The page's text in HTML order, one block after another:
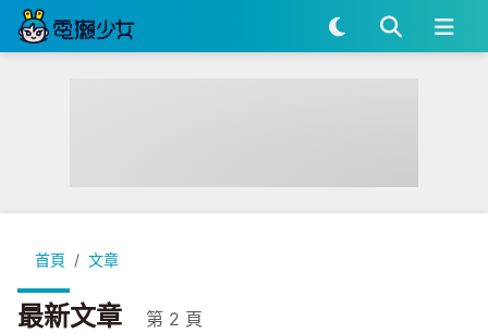
首頁 文章
最新文章 第 2 頁